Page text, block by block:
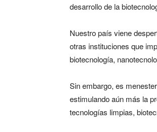
desarrollo de la
Nuestro país viene
otras instituciones que
biotecnología,
Sin embargo, es
estimulando aún más la
tecnologías limpias,